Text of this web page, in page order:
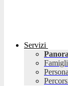
Servizi